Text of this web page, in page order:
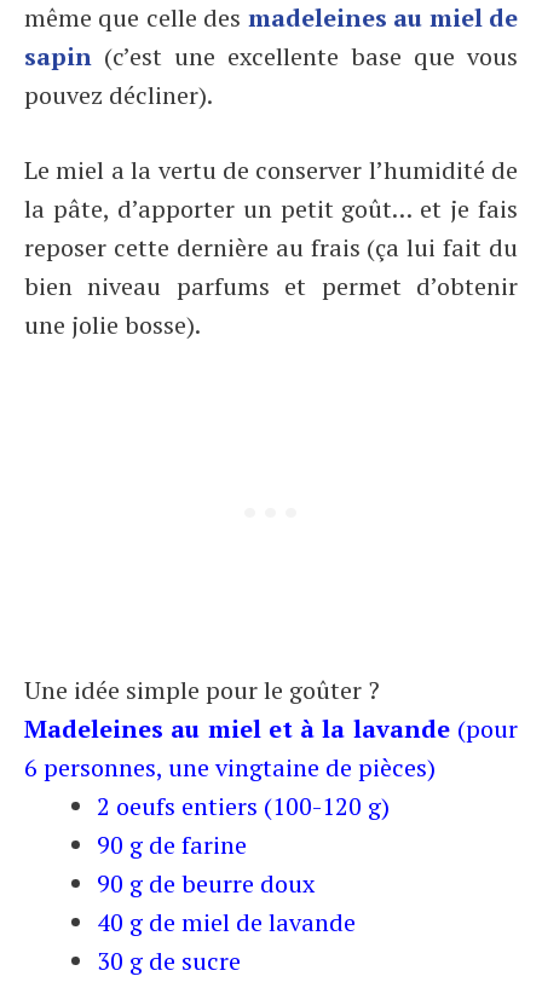
même que celle des madeleines au miel de
sapin (c’est une excellente base que vous
pouvez décliner).
Le miel a la vertu de conserver l’humidité de
la pâte, d’apporter un petit goût… et je fais
reposer cette dernière au frais (ça lui fait du
bien niveau parfums et permet d’obtenir
une jolie bosse).
Une idée simple pour le goûter ?
Madeleines au miel et à la lavande(pour
6 personnes, une vingtaine de pièces)
2 oeufs entiers (100-120 g)
90 g de farine
90 g de beurre doux
40 g de miel de lavande
30 g de sucre